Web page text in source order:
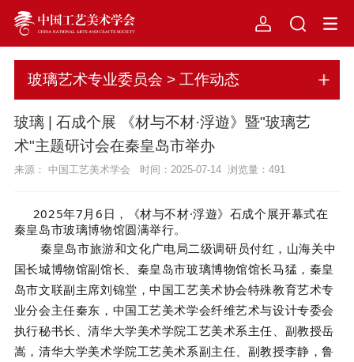
玻璃艺术专业委员会 > 工作动态
玻璃 | 石成个展 《材与不材·浮遊》暨"玻璃艺
术"主题研讨会在秦皇岛市举办
来源： 中国工艺美术学会 时间：2025-07-14 浏览量： 491
2025年7月6日，《材与不材·浮遊》石成个展开幕式在
秦皇岛市玻璃博物馆圆满举行。
秦皇岛市旅游和文化广电局二级调研员付红，山海关中
国长城博物馆副馆长、秦皇岛市玻璃博物馆馆长马猛，秦皇
岛市文联副主席刘锦堂，中国工艺美术协会特殊教育艺术专
业分会主任秦东，中国工艺美术学会纤维艺术与设计专委会
执行秘书长、清华大学美术学院工艺美术系主任、副教授岳
嵩，清华大学美术学院工艺美术系副主任、副教授李静，鲁